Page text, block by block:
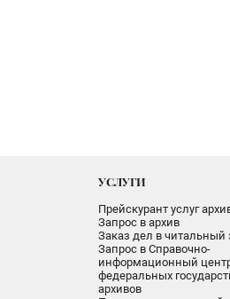
УСЛУГИ
Прейскурант услуг
Запрос в архив
Заказ дел в читальный
Запрос в Справочно-
информационный
федеральных
архивов